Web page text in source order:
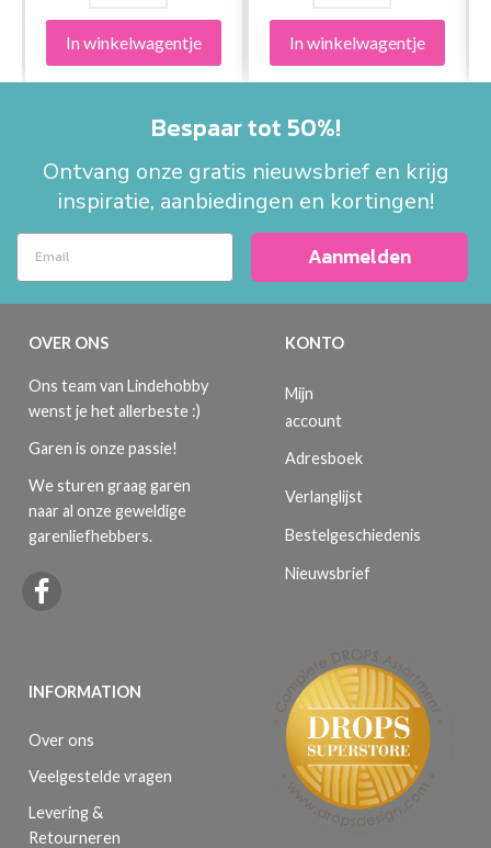
In winkelwagentje In winkelwagentje
Bespaar tot 50%!
Ontvang onze gratis nieuwsbrief en krijg
inspiratie, aanbiedingen en kortingen!
Aanmelden
OVER ONS
Ons team van Lindehobby
wenst je het allerbeste :)
Garen is onze passie!
We sturen graag garen
naar al onze geweldige
garenliefhebbers.
INFORMATION
Over ons
Veelgestelde vragen
Levering &
Retourneren
KONTO
Mijn
account
Adresboek
Verlanglijst
Bestelgeschiedenis
Nieuwsbrief